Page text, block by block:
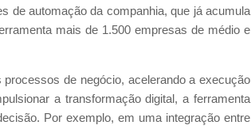
de automação da companhia, que já acumula
mais de 1.500 empresas de médio e
de negócio, acelerando a execução
a transformação digital, a ferramenta
Por exemplo, em uma integração entre